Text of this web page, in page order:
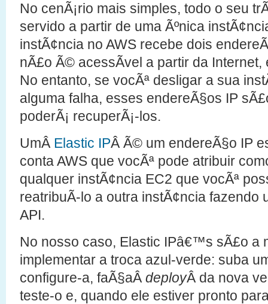
No cenÃ¡rio mais simples, todo o seu
servido a partir de uma Ãºnica
instÃ¢ncia no AWS recebe dois
nÃ£o Ã© acessÃ­vel a partir da Internet,
No entanto, se vocÃª desligar a sua
alguma falha, esses endereÃ§os IP
poderÃ¡ recuperÃ¡-los.
UmÂ Elastic IPÂ Ã© um endereÃ§o IP
conta AWS que vocÃª pode atribuir
qualquer instÃ¢ncia EC2 que vocÃª
reatribuÃ­-lo a outra instÃ¢ncia fazendo
API.
No nosso caso, Elastic IPâ€™s sÃ£o a
implementar a troca azul-verde: suba
configure-a, faÃ§aÂ deployÂ da nova
teste-o e, quando ele estiver pronto